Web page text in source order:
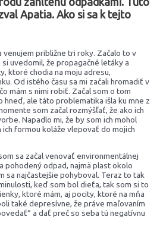
Apatia. Ako si sa k tejto
venujem približne tri roky. Začalo to v
uvedomil, že propagačné letáky a
ktoré chodia na moju adresu,
Od istého času sa mi začali hromadiť v
mám s nimi robiť. Začal som o tom
hneď, ale táto problematika išla ku mne z
som začal rozmýšľať, že ako ich
Napadlo mi, že by som ich mohol
ich formou koláže vlepovať do mojich
sa začal venovať environmentálnej
pohodený odpad, najmä plast okolo
sa najčastejšie pohyboval. Teraz to tak
keď som bol dieťa, tak som si to
ktoré mám, aj pocity, ktoré na mňa
také depresívne, že práve maľovaním
a dať preč so seba tú negatívnu